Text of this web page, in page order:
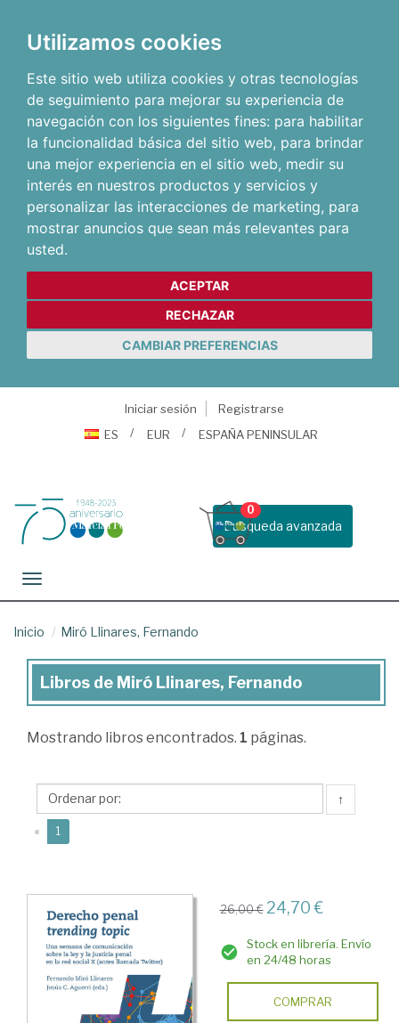
Utilizamos cookies
Este sitio web utiliza cookies y otras tecnologías
de seguimiento para mejorar su experiencia de
navegación con los siguientes fines: para habilitar
la funcionalidad básica del sitio web, para brindar
una mejor experiencia en el sitio web, medir su
interés en nuestros productos y servicios y
personalizar las interacciones de marketing, para
mostrar anuncios que sean más relevantes para
usted.
ACEPTAR
RECHAZAR
CAMBIAR PREFERENCIAS
Iniciar sesión
Registrarse
ES
EUR ESPAÑA PENINSULAR
Busqueda avanzada
0
Toggle navigation
Inicio Miró Llinares, Fernando
Libros
Miró
Fernando
Libros de Miró Llinares, Fernando
Mostrando libros encontrados. 1 páginas.
↑
« 1
26,00 € 24,70 €
Stock en librería. Envío
en 24/48 horas
COMPRAR